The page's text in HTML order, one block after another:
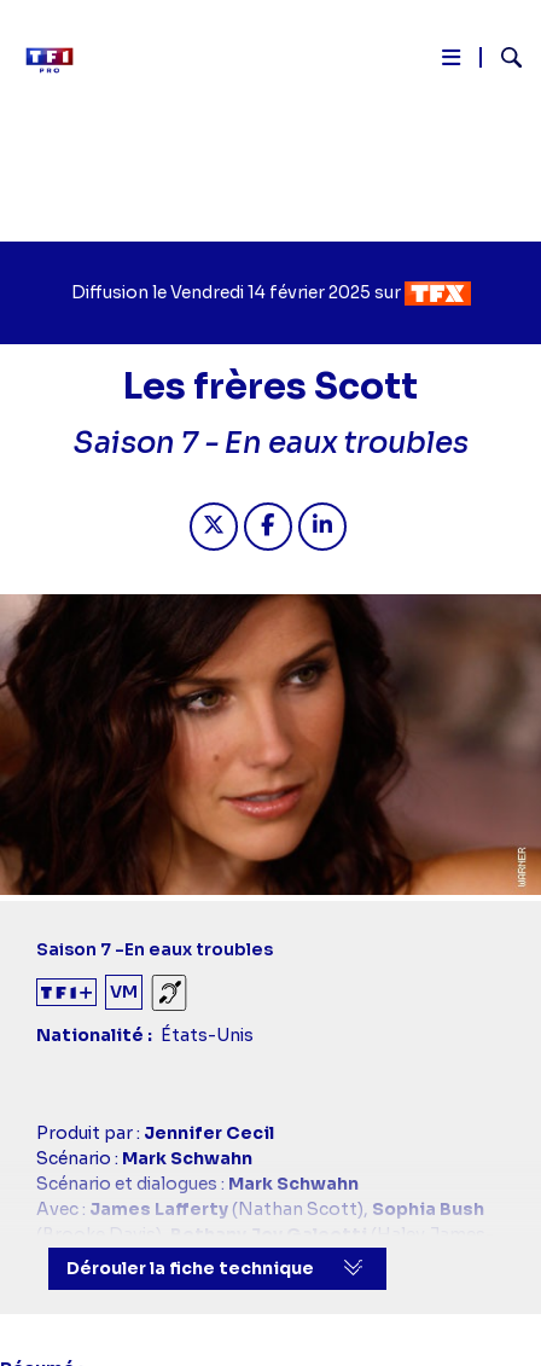
Diffusion leJour
diffusion
Vendredi 14 février 2025 sur Chaîne
diffusion
Les frères Scott
Saison 7 -En eaux troubles
Partager "2025-02-14 12:00 - Les
Partager "2025-02-14
Saison 7 -En eaux troubles
VM
Sourds et malentendants
Nationalité
États-Unis
Casting
simba
Produit par : Jennifer Cecil
Scénario : Mark Schwahn
Scénario et dialogues : Mark Schwahn
Avec : James Lafferty (Nathan Scott), Sophia Bush
(Brooke Davis),
(Haley James-
Scott),
Paul Johanson (Daniel "Dan" Scott)
Dérouler la fiche technique